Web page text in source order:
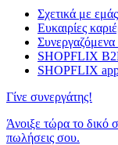
Σχετικά με εμάς
Ευκαιρίες
SHOPFLIX
SHOPFLIX
Γίνε συνεργάτης!
Άνοιξε τώρα το δικό
πωλήσεις σου.